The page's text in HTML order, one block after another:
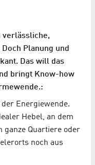
verlässliche,
Planung und
Das will das
bringt Know-how
Energiewende.
Hebel, an dem
ganze Quartiere oder
noch aus